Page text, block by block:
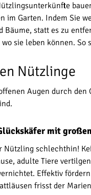
im Garten. Indem Sie
Bäume, statt es zu
sie leben können.
Nützlinge
Augen durch
mit
Nützling schlechthin!
adulte Tiere
Effektiv
frisst der